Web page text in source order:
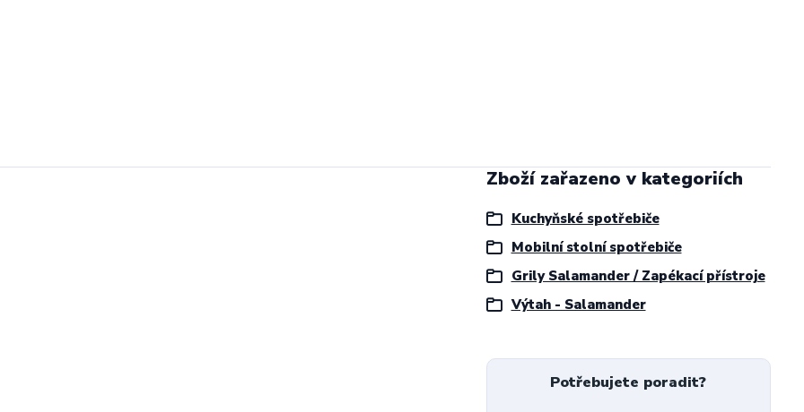
Zboží zařazeno v kategoriích
Kuchyňské spotřebiče
Mobilní stolní spotřebiče
Grily Salamander / Zapékací přístroje
Výtah - Salamander
Potřebujete poradit?